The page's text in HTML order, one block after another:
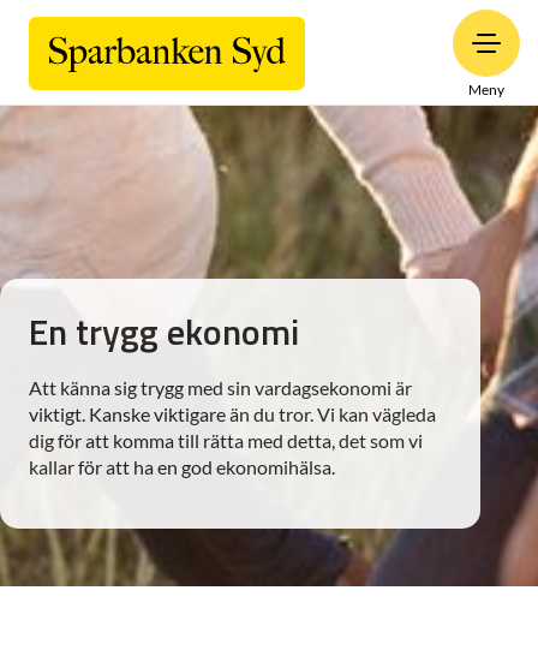
Meny
En trygg ekonomi
Att känna sig trygg med sin vardagsekonomi är
viktigt. Kanske viktigare än du tror. Vi kan vägleda
dig för att komma till rätta med detta, det som vi
kallar för att ha en god ekonomihälsa.